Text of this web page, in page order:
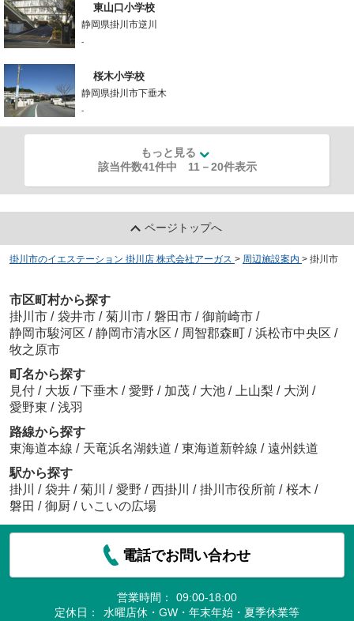
東山口小学校
静岡県掛川市逆川
-
桜木小学校
静岡県掛川市下垂木
-
もっと見る
該当件数41件中 11 －20件表示
ページトップへ
掛川市のイエステーション 掛川店 株式会社アーガス > 周辺施設案内 > 掛川市
市区町村から探す
掛川市 / 袋井市 / 菊川市 / 磐田市 / 御前崎市 /
静岡市駿河区 / 静岡市清水区 / 周智郡森町 / 浜松市中央区 /
牧之原市
町名から探す
見付 / 大坂 / 下垂木 / 愛野 / 加茂 / 大池 / 上山梨 / 大渕 /
愛野東 / 浅羽
路線から探す
東海道本線 / 天竜浜名湖鉄道 / 東海道新幹線 / 遠州鉄道
駅から探す
掛川
/ 袋井 / 菊川 / 愛野 / 西掛川 / 掛川市役所前 / 桜木 /
磐田 / 御厨 / いこいの広場
電話でお問い合わせ
営業時間：
09:00-18:00
定休日：
水曜店休・GW・年末年始・夏季休業等